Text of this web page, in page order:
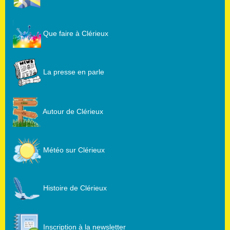
Que faire à Clérieux
La presse en parle
Autour de Clérieux
Météo sur Clérieux
Histoire de Clérieux
Inscription à la newsletter